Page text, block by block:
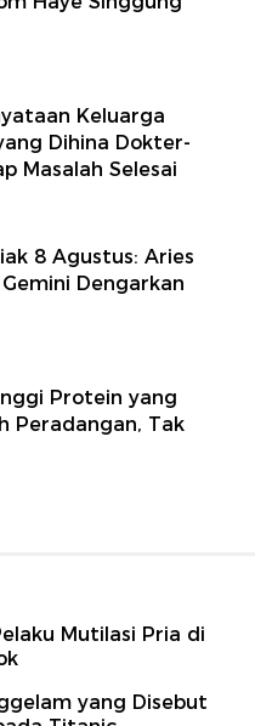
Keluarga
Dihina Dokter-
Masalah Selesai
8 Agustus: Aries
Dengarkan
Protein yang
Peradangan, Tak
Mutilasi Pria di
yang Disebut